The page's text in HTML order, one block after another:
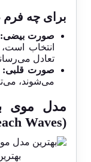
برای چه
صورت بیضی:
انتخاب
تعادل
صورت قلبی:
می‌شوند،
مدل موی
(Beach Waves)